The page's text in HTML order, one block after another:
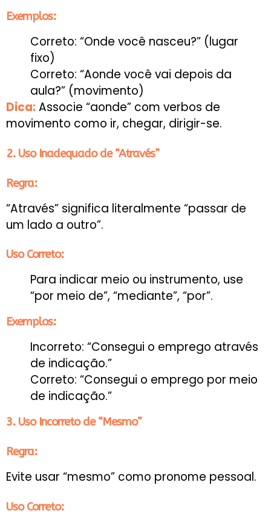
Exemplos:
Correto: “Onde você nasceu?” (lugar
fixo)
Correto: “Aonde você vai depois da
aula?” (movimento)
Dica:Associe “aonde” com verbos de
movimento como ir, chegar, dirigir-se.
2. Uso Inadequado de “Através”
Regra:
“Através” significa literalmente “passar de
um lado a outro”.
Uso Correto:
Para indicar meio ou instrumento, use
“por meio de”, “mediante”, “por”.
Exemplos:
Incorreto: “Consegui o emprego através
de indicação.”
Correto: “Consegui o emprego por meio
de indicação.”
3. Uso Incorreto de “Mesmo”
Regra:
Evite usar “mesmo” como pronome pessoal.
Uso Correto: